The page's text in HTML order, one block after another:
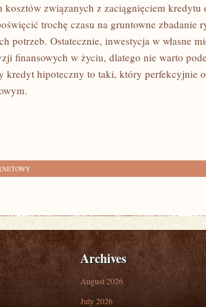
związanych z zaciągnięciem kredytu
trochę czasu na gruntowne zbadanie
potrzeb. Ostatecznie, ​inwestycja w własne‌
finansowych w życiu, dlatego ‌nie warto
kredyt⁣ hipoteczny to⁢ taki,​ który perfekcyjnie
Archives
August 2026
July 2026